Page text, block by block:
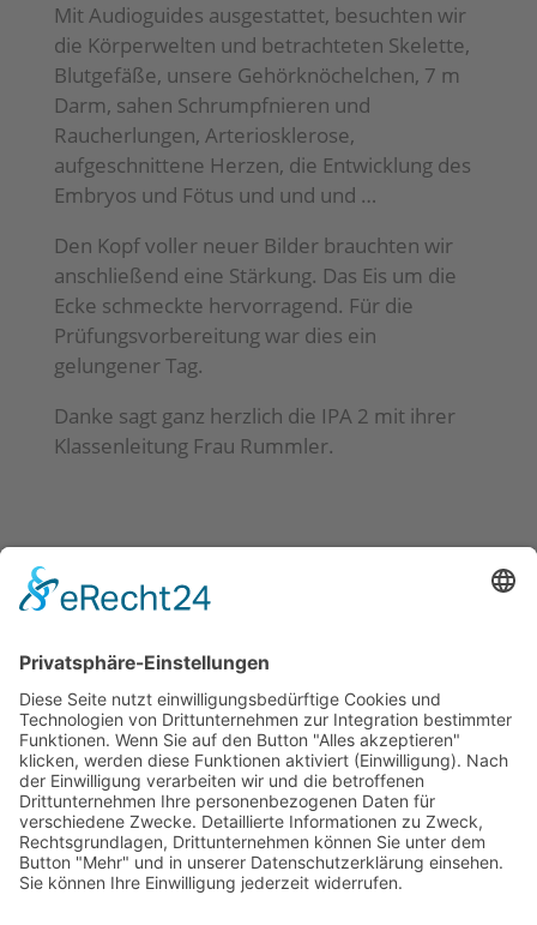
Mit Audioguides ausgestattet, besuchten wir
die Körperwelten und betrachteten Skelette,
Blutgefäße, unsere Gehörknöchelchen, 7 m
Darm, sahen Schrumpfnieren und
Raucherlungen, Arteriosklerose,
aufgeschnittene Herzen, die Entwicklung des
Embryos und Fötus und und und …
Den Kopf voller neuer Bilder brauchten wir
anschließend eine Stärkung. Das Eis um die
Ecke schmeckte hervorragend. Für die
Prüfungsvorbereitung war dies ein
gelungener Tag.
Danke sagt ganz herzlich die IPA 2 mit ihrer
Klassenleitung Frau Rummler.
Neueste Beiträge
Kunstausstellung auf der Baustelle?!
Zwischen Geschichte & Gänsehaut –
Klassenausflug in die Beelitzer Heilstätten
Kann sich langsam mehr als sehen lassen 😁